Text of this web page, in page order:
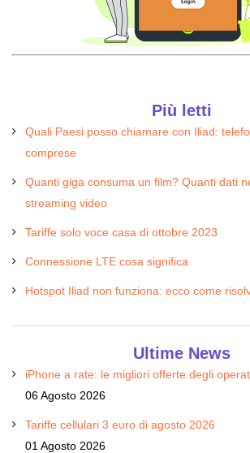
Più letti
Quali Paesi posso chiamare con Iliad:
comprese
Quanti giga consuma un film? Quanti dati
streaming video
Tariffe solo voce casa di ottobre 2023
Connessione LTE cosa significa
Hotspot Iliad non funziona: ecco come
Ultime News
iPhone a rate: le migliori offerte degli
06 Agosto 2026
Tariffe cellulari 3 euro di agosto 2026
01 Agosto 2026